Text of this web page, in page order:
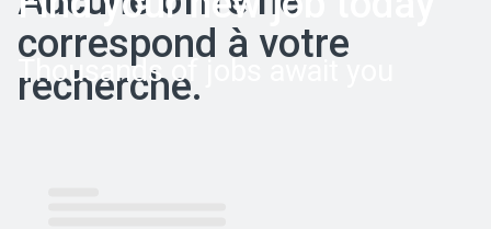
Thousands of jobs await you
correspond à votre
recherche.